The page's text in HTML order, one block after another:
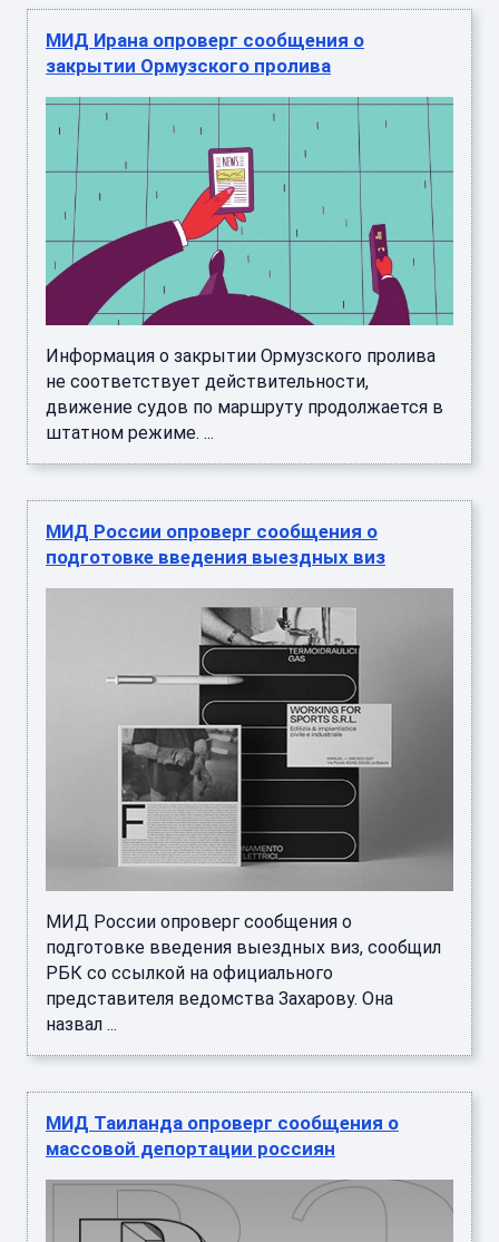
МИД Ирана опроверг сообщения о
закрытии Ормузского пролива
Информация о закрытии Ормузского пролива
не соответствует действительности,
движение судов по маршруту продолжается в
штатном режиме. ...
МИД России опроверг сообщения о
подготовке введения выездных виз
МИД России опроверг сообщения о
подготовке введения выездных виз, сообщил
РБК со ссылкой на официального
представителя ведомства Захарову. Она
назвал ...
МИД Таиланда опроверг сообщения о
массовой депортации россиян